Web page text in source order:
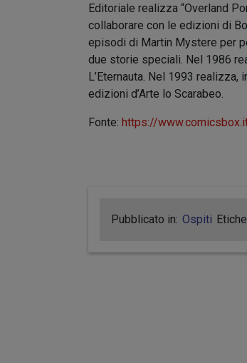
Editoriale realizza “Overland
collaborare con le edizioni di
episodi di Martin Mystere per
due storie speciali. Nel 1986
L’Eternauta. Nel 1993
edizioni d’Arte lo Scarabeo.
Fonte: https://
Pubblicato in: Ospiti